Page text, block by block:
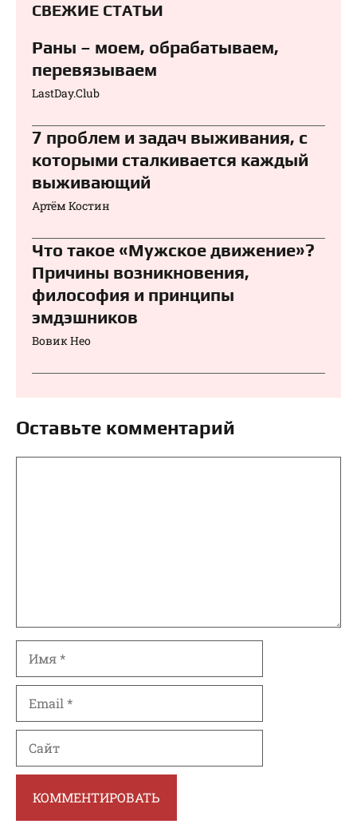
СВЕЖИЕ СТАТЬИ
Раны – моем, обрабатываем,
перевязываем⁠⁠
LastDay.Club
7 проблем и задач выживания, с
которыми сталкивается каждый
выживающий
Артём Костин
Что такое «Мужское движение»?
Причины возникновения,
философия и принципы
эмдэшников
Вовик Нео
Оставьте комментарий